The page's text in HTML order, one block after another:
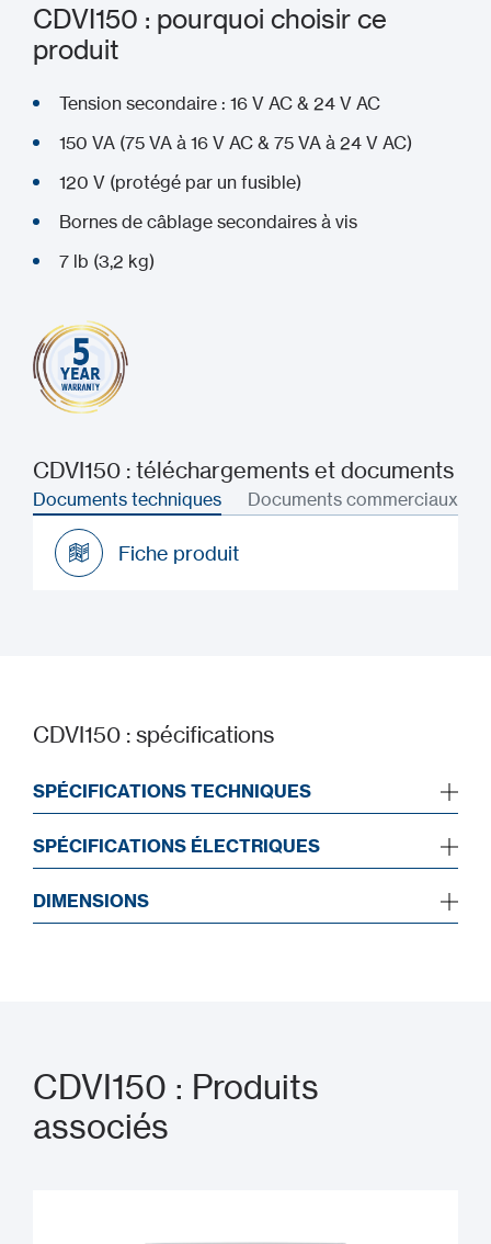
CDVI150 : pourquoi choisir ce
produit
Tension secondaire : 16 V AC & 24 V AC
150 VA (75 VA à 16 V AC & 75 VA à 24 V AC)
120 V (protégé par un fusible)
Bornes de câblage secondaires à vis
7 lb (3,2 kg)
CDVI150 : téléchargements et documents
Documents techniques Documents commerciaux
Fiche produit
CDVI150 : spécifications
SPÉCIFICATIONS TECHNIQUES
SPÉCIFICATIONS ÉLECTRIQUES
DIMENSIONS
CDVI150 : Produits
associés